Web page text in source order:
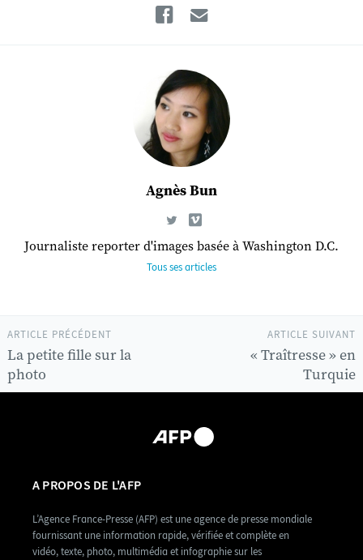
Facebook
Agnès Bun
Journaliste reporter d'images basée à Washington D.C.
Tous ses articles
ARTICLE SUIVANT
« Traîtresse » en
Turquie
ARTICLE PRÉCÉDENT
La petite fille sur la
photo
A PROPOS DE L'AFP
L’Agence France-Presse (AFP) est une agence de presse mondiale
fournissant une information rapide, vérifiée et complète en
vidéo, texte, photo, multimédia et infographie sur les